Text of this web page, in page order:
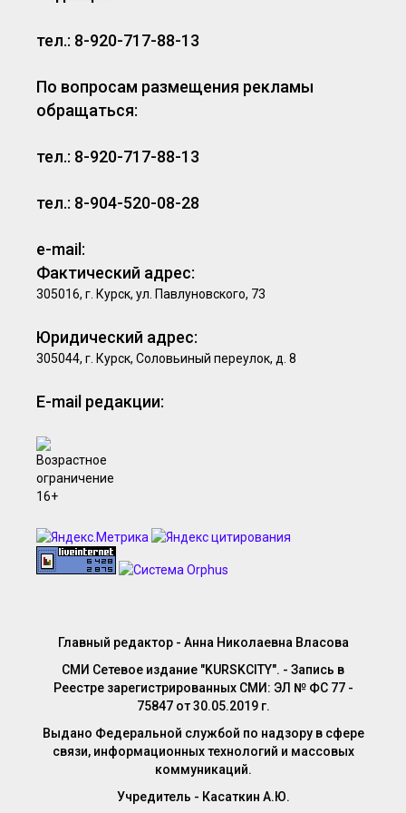
тел.: 8-920-717-88-13
По вопросам размещения рекламы
обращаться:
тел.: 8-920-717-88-13
тел.: 8-904-520-08-28
e-mail:
Фактический адрес:
305016, г. Курск, ул. Павлуновского, 73
Юридический адрес:
305044, г. Курск, Соловьиный переулок, д. 8
E-mail редакции:
Главный редактор - Анна Николаевна Власова
СМИ Сетевое издание "KURSKCITY". - Запись в
Реестре зарегистрированных СМИ: ЭЛ № ФС 77 -
75847 от 30.05.2019 г.
Выдано Федеральной службой по надзору в сфере
связи, информационных технологий и массовых
коммуникаций.
Учредитель - Касаткин А.Ю.